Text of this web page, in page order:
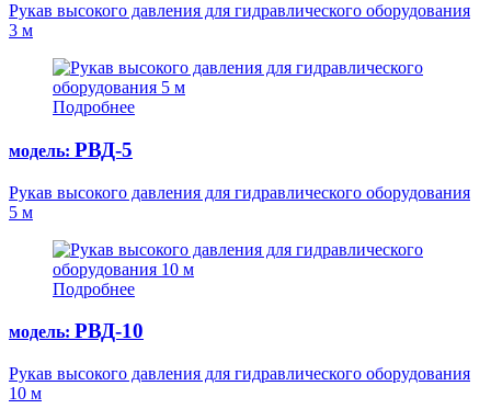
Рукав высокого давления для гидравлического оборудования
3 м
Подробнее
модель: РВД-5
Рукав высокого давления для гидравлического оборудования
5 м
Подробнее
модель: РВД-10
Рукав высокого давления для гидравлического оборудования
10 м